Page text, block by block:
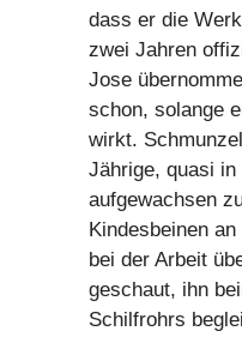
dass er die
zwei Jahren
Jose
schon, solange
wirkt.
Jährige, quasi
aufgewachsen
Kindesbeinen
bei der Arbeit
geschaut, ihn
Schilfrohrs